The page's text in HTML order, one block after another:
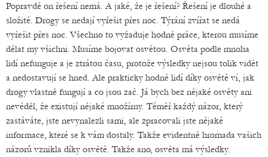
Popravdě on řešení nemá. A jaké, že je řešení? Řešení je dlouhé a
složité. Drogy se nedají vyřešit přes noc. Týrání zvířat se nedá
vyřešit přes noc. Všechno to vyžaduje hodně práce, kterou musíme
dělat my všichni. Musíme bojovat osvětou. Osvěta podle mnoha
lidí nefunguje a je ztrátou času, protože výsledky nejsou tolik vidět
a nedostavují se hned. Ale prakticky hodně lidí díky osvětě ví, jak
drogy vlastně fungují a co jsou zač. Já bych bez nějaké osvěty ani
nevěděl, že existují nějaké množírny. Téměř každý názor, který
zastáváte, jste nevynalezli sami, ale zpracovali jste nějaké
informace, které se k vám dostaly. Takže evidentně hromada vašich
názorů vznikla díky osvětě. Takže ano, osvěta má výsledky.